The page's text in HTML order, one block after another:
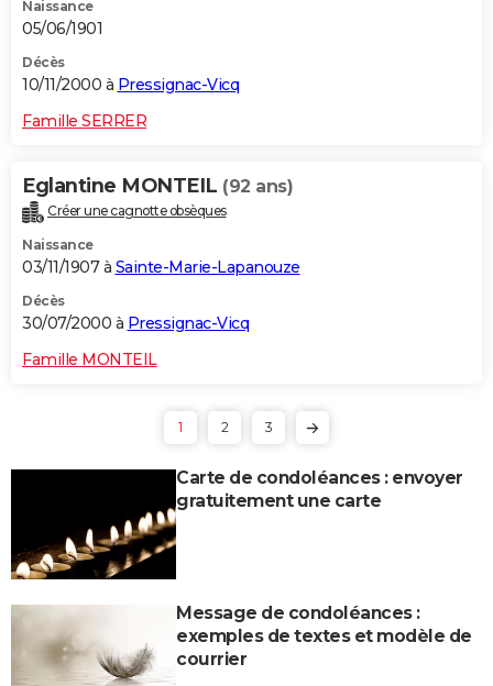
Naissance
05/06/1901
Décès
10/11/2000 à Pressignac-Vicq
Famille SERRER
Eglantine MONTEIL (92 ans)
Créer une cagnotte obsèques
Naissance
03/11/1907 à Sainte-Marie-Lapanouze
Décès
30/07/2000 à Pressignac-Vicq
Famille MONTEIL
1 2 3
Carte de condoléances : envoyer
gratuitement une carte
Message de condoléances :
exemples de textes et modèle de
courrier